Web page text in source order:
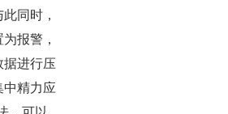
同时，
报警，
进行压
精力应